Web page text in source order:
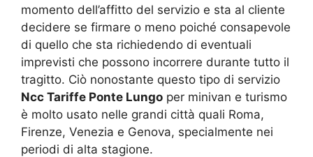
momento dell’affitto del servizio e sta al cliente
decidere se firmare o meno poiché consapevole
di quello che sta richiedendo di eventuali
imprevisti che possono incorrere durante tutto il
tragitto. Ciò nonostante questo tipo di servizio
Ncc Tariffe Ponte Lungo per minivan e turismo
è molto usato nelle grandi città quali Roma,
Firenze, Venezia e Genova, specialmente nei
periodi di alta stagione.